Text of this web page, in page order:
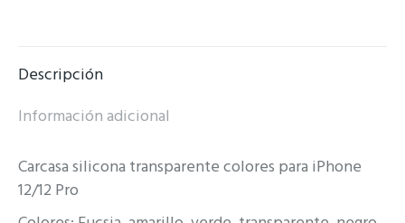
Descripción
Información adicional
Carcasa silicona transparente colores para iPhone
12/12 Pro